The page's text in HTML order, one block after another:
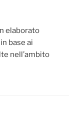
elaborato
base ai
nell’ambito